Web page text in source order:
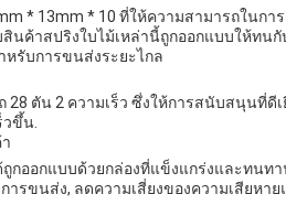
* 13mm * 10 ที่ให้ความสามารถในก
ค้าสปริงใบไม้เหล่านี้ถูกออกแบบให้ทน
หรับการขนส่งระยะไกล
28 ตัน 2 ความเร็ว ซึ่งให้การสนับสนุนที่
ขึ้น.
ด้ถูกออกแบบด้วยกล่องที่แข็งแกร่งและท
รขนส่ง, ลดความเสี่ยงของความเสียหา